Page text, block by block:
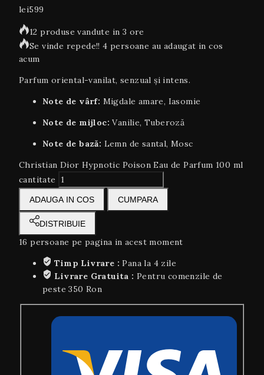
lei599
12 produse vandute in 3 ore
Se vinde repede!! 4 persoane au adaugat in cos
acum
Parfum oriental-vanilat, senzual și intens.
Note de vârf: Migdale amare, Iasomie
Note de mijloc: Vanilie, Tuberoză
Note de bază: Lemn de santal, Mosc
Christian Dior Hypnotic Poison Eau de Parfum 100 ml
cantitate
ADAUGA IN COS CUMPARA
DISTRIBUIE
16 persoane pe pagina in acest moment
Timp Livrare :Pana la 4 zile
Livrare Gratuita :Pentru comenzile de
peste 350 Ron